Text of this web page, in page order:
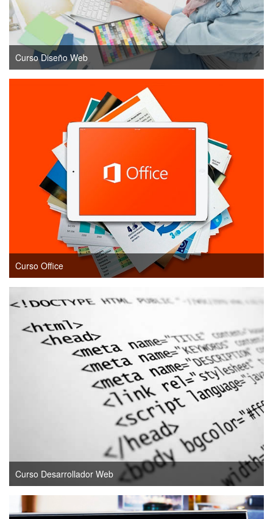
Curso Diseño Web
Curso Office
Curso Desarrollador Web